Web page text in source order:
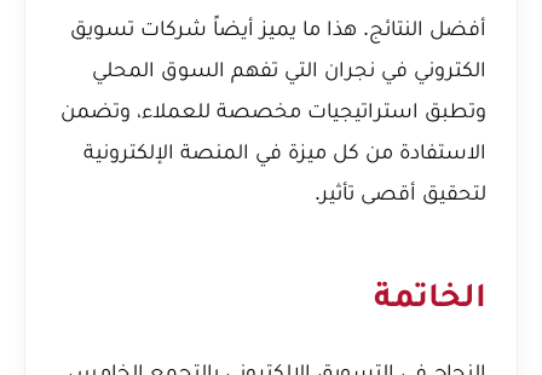
أفضل النتائج. هذا ما يميز أيضاً شركات تسويق
الكتروني في نجران التي تفهم السوق المحلي
وتطبق استراتيجيات مخصصة للعملاء، وتضمن
الاستفادة من كل ميزة في المنصة الإلكترونية
لتحقيق أقصى تأثير.
الخاتمة